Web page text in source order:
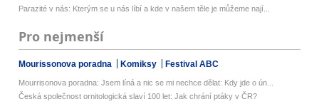
Parazité v nás: Kterým se u nás líbí a kde v našem těle je můžeme nají...
Pro nejmenší
Mourissonova poradna Komiksy Festival ABC
Mourrisonova poradna: Jsem líná a nic se mi nechce dělat: Kdy jde o ún...
Česká společnost ornitologická slaví 100 let: Jak chrání ptáky v ČR?